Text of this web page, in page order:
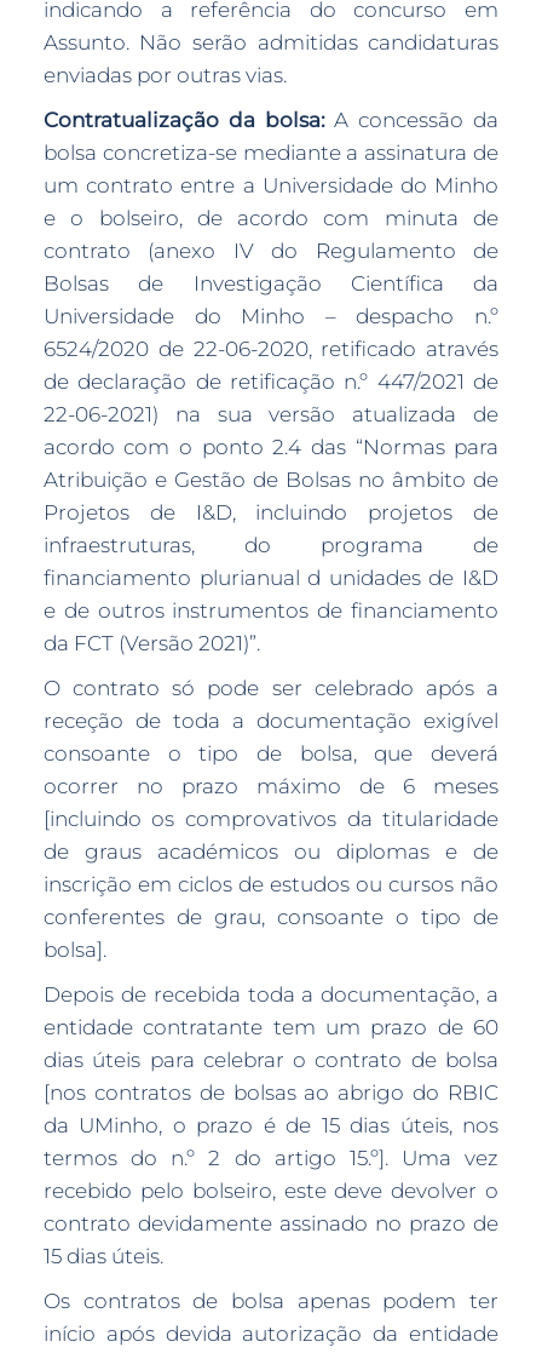
indicando a referência do concurso em
Assunto. Não serão admitidas candidaturas
enviadas por outras vias.
Contratualização da bolsa:A concessão da
bolsa concretiza-se mediante a assinatura de
um contrato entre a Universidade do Minho
e o bolseiro, de acordo com minuta de
contrato (anexo IV do Regulamento de
Bolsas de Investigação Científica da
Universidade do Minho – despacho n.º
6524/2020 de 22-06-2020, retificado através
de declaração de retificação n.º 447/2021 de
22-06-2021) na sua versão atualizada de
acordo com o ponto 2.4 das “Normas para
Atribuição e Gestão de Bolsas no âmbito de
Projetos de I&D, incluindo projetos de
infraestruturas, do programa de
financiamento plurianual d unidades de I&D
e de outros instrumentos de financiamento
da FCT (Versão 2021)”.
O contrato só pode ser celebrado após a
receção de toda a documentação exigível
consoante o tipo de bolsa, que deverá
ocorrer no prazo máximo de 6 meses
[incluindo os comprovativos da titularidade
de graus académicos ou diplomas e de
inscrição em ciclos de estudos ou cursos não
conferentes de grau, consoante o tipo de
bolsa].
Depois de recebida toda a documentação, a
entidade contratante tem um prazo de 60
dias úteis para celebrar o contrato de bolsa
[nos contratos de bolsas ao abrigo do RBIC
da UMinho, o prazo é de 15 dias úteis, nos
termos do n.º 2 do artigo 15.º]. Uma vez
recebido pelo bolseiro, este deve devolver o
contrato devidamente assinado no prazo de
15 dias úteis.
Os contratos de bolsa apenas podem ter
início após devida autorização da entidade